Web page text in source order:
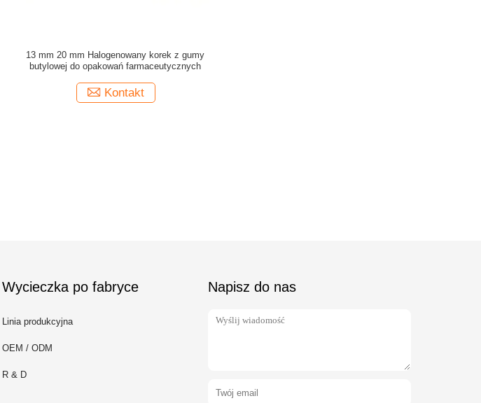
13 mm 20 mm Halogenowany korek z gumy
butylowej do opakowań farmaceutycznych
Kontakt
Wycieczka po fabryce
Linia produkcyjna
OEM / ODM
R & D
Napisz do nas